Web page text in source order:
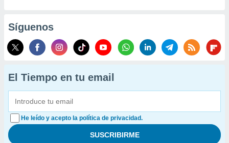
Síguenos
El Tiempo en tu email
He leído y acepto la política de privacidad.